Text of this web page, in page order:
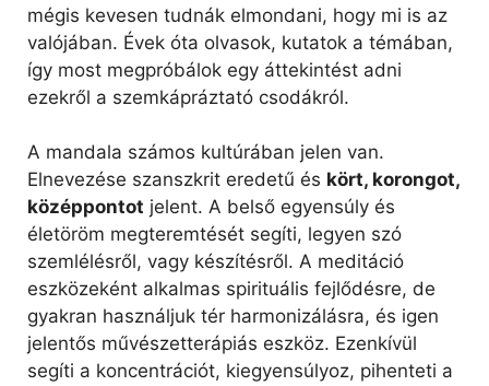
mégis kevesen tudnák elmondani, hogy mi is az
valójában. Évek óta olvasok, kutatok a témában,
így most megpróbálok egy áttekintést adni
ezekről a szemkápráztató csodákról.
A mandala számos kultúrában jelen van.
Elnevezése szanszkrit eredetű és kört, korongot,
középpontot jelent. A belső egyensúly és
életöröm megteremtését segíti, legyen szó
szemlélésről, vagy készítésről. A meditáció
eszközeként alkalmas spirituális fejlődésre, de
gyakran használjuk tér harmonizálásra, és igen
jelentős művészetterápiás eszköz. Ezenkívül
segíti a koncentrációt, kiegyensúlyoz, pihenteti a